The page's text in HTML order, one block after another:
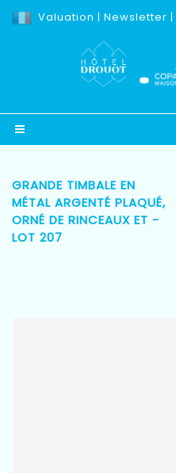
Valuation | Newsletter |
GRANDE TIMBALE EN
MÉTAL ARGENTÉ PLAQUÉ,
ORNÉ DE RINCEAUX ET -
LOT 207